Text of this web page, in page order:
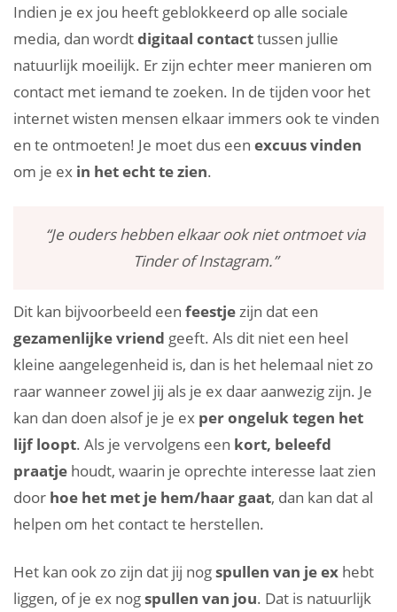
Indien je ex jou heeft geblokkeerd op alle sociale
media, dan wordtdigitaal contacttussen jullie
natuurlijk moeilijk. Er zijn echter meer manieren om
contact met iemand te zoeken. In de tijden voor het
internet wisten mensen elkaar immers ook te vinden
en te ontmoeten! Je moet dus een excuus vinden
om je ex in het echt te zien.
“Je ouders hebben elkaar ook niet ontmoet via
Tinder of Instagram.”
Dit kan bijvoorbeeld een feestjezijn dat een
gezamenlijke vriend geeft. Als dit niet een heel
kleine aangelegenheid is, dan is het helemaal niet zo
raar wanneer zowel jij als je ex daar aanwezig zijn. Je
kan dan doen alsof je je ex per ongeluk tegen het
lijf loopt. Als je vervolgens een kort, beleefd
praatje houdt, waarin je oprechte interesse laat zien
door hoe het met je hem/haar gaat, dan kan dat al
helpen om het contact te herstellen.
Het kan ook zo zijn dat jij nogspullen van je ex hebt
liggen, of je ex nogspullen van jou. Dat is natuurlijk